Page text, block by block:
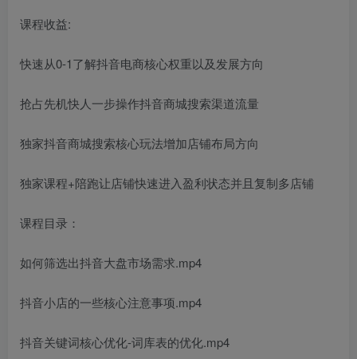
课程收益:
快速从0-1了解抖音电商核心权重以及发展方向
抢占先机快人一步操作抖音商城搜索渠道流量
独家抖音商城搜索核心玩法增加店铺布局方向
独家课程+陪跑让店铺快速进入盈利状态并且复制多店铺
课程目录：
如何筛选出抖音大盘市场需求.mp4
抖音小店的一些核心注意事项.mp4
抖音关键词核心优化-词库表的优化.mp4